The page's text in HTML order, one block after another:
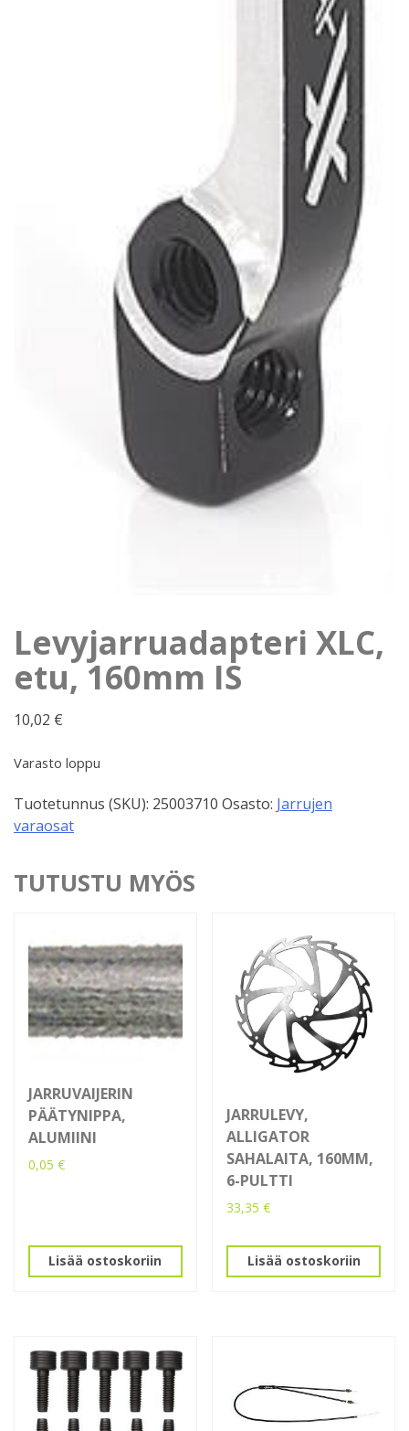
Levyjarruadapteri XLC,
etu, 160mm IS
10,02 €
Varasto loppu
Tuotetunnus (SKU): 25003710 Osasto: Jarrujen
varaosat
TUTUSTU MYÖS
JARRUVAIJERIN
PÄÄTYNIPPA,
ALUMIINI
0,05 €
Lisää ostoskoriin
JARRULEVY,
ALLIGATOR
SAHALAITA, 160MM,
6-PULTTI
33,35€
Lisää ostoskoriin